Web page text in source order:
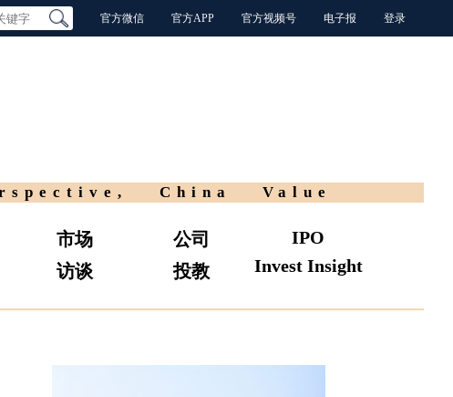
官方微信 官方APP 官方视频号 电子报 登录
China Value
市场
访谈
公司
投教
IPO
Invest Insight